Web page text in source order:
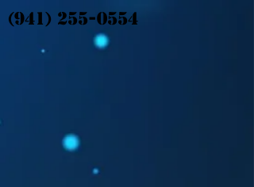
(941) 255-0554